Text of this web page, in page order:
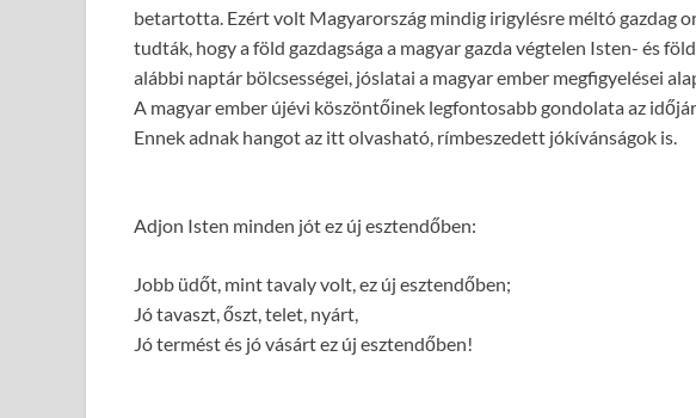
betartotta. Ezért volt Magyarország mindig irigylésre méltó gazdag
tudták, hogy a föld gazdagsága a magyar gazda végtelen Isten- és
alábbi naptár bölcsességei, jóslatai a magyar ember megfigyelései
A magyar ember újévi köszöntőinek legfontosabb gondolata az
Ennek adnak hangot az itt olvasható, rímbeszedett jókívánságok is.
Adjon Isten minden jót ez új esztendőben:
Jobb üdőt, mint tavaly volt, ez új esztendőben;
Jó tavaszt, őszt, telet, nyárt,
Jó termést és jó vásárt ez új esztendőben!